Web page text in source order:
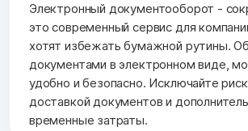
Электронный документооборот -
это современный сервис для
хотят избежать бумажной рутины.
документами в электронном виде,
удобно и безопасно. Исключайте
доставкой документов и
временные затраты.